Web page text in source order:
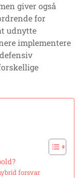
giver også
for
udnytte
implementere
forsvar